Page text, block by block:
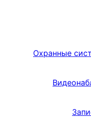
Охранные